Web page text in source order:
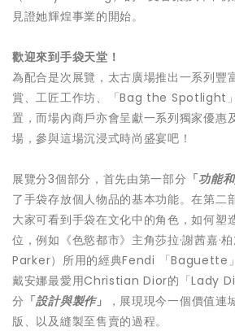
見證她輝煌事業的開始。
歡迎來到手袋天堂！
為配合是次展覽，太古廣場推出一系列豐
賞、工匠工作坊、「Bag the Spotlight
置，而場內商戶亦會呈獻一系列獨家優惠
場，參與這場沉浸式時尚盛宴吧！
展覽分3個部分，首先由第一部分 「功能
了手袋存放個人物品的基本功能。在第二
大家可看到手袋在文化中的角色，如何塑
位，例如《色慾都市》主角莎拉·謝茜嘉·
Parker）所用的經典Fendi 「Baguette
戴安娜最愛用Christian Dior的「Lady
分 「設計與製作」
，展現現今一個價值連
版、以及縫製至售賣的過程。